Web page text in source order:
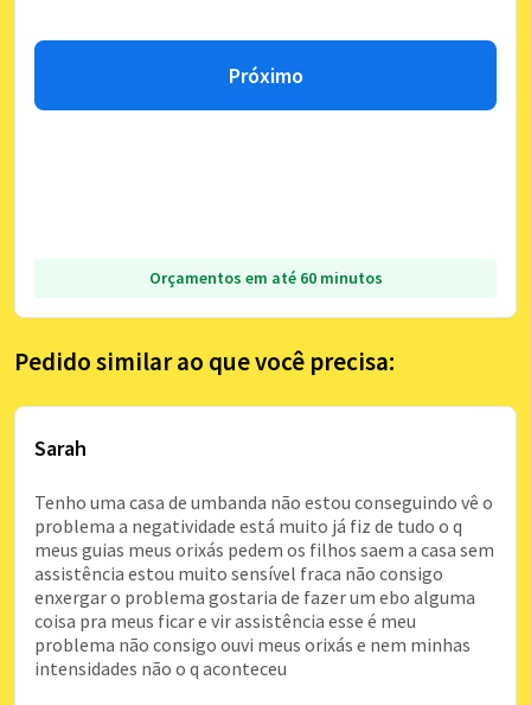
Próximo
Orçamentos em até 60 minutos
Pedido similar ao que você precisa:
Sarah
Tenho uma casa de umbanda não estou conseguindo vê o
problema a negatividade está muito já fiz de tudo o q
meus guias meus orixás pedem os filhos saem a casa sem
assistência estou muito sensível fraca não consigo
enxergar o problema gostaria de fazer um ebo alguma
coisa pra meus ficar e vir assistência esse é meu
problema não consigo ouvi meus orixás e nem minhas
intensidades não o q aconteceu